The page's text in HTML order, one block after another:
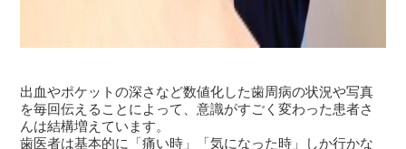
出血やポケットの深さなど数値化した歯周病の状況や写真
を毎回伝えることによって、意識がすごく変わった患者さ
んは結構増えています。
歯医者は基本的に「痛い時」「気になった時」しか行かな